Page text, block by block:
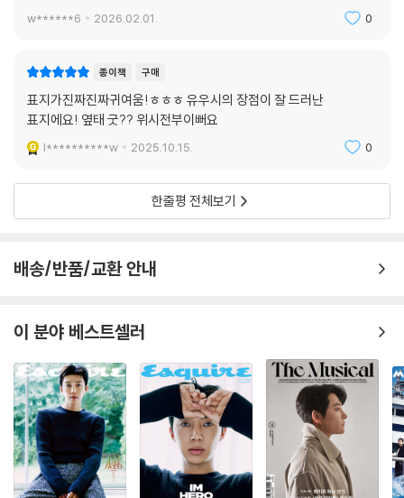
w******6 2026.02.01. 0
종이책 구매
표지가진짜진짜귀여움!ㅎㅎㅎ 유우시의 장점이 잘 드러난
표지에요! 옆태 굿?? 위시전부이뻐요
l**********w 2025.10.15. 0
한줄평 전체보기
배송/반품/교환 안내
이 분야 베스트셀러